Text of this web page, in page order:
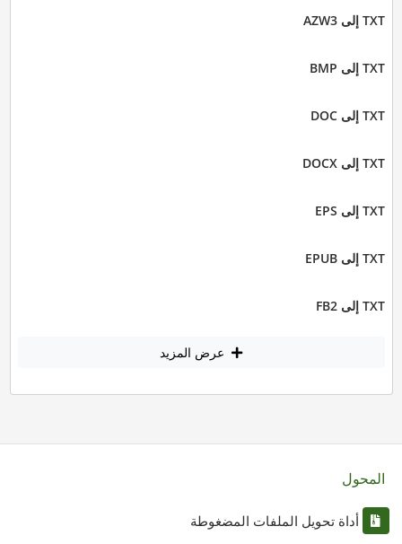
TXT إلى AZW3
TXT إلى BMP
TXT إلى DOC
TXT إلى DOCX
TXT إلى EPS
TXT إلى EPUB
TXT إلى FB2
عرض المزيد
المحول
أداة تحويل الملفات المضغوطة